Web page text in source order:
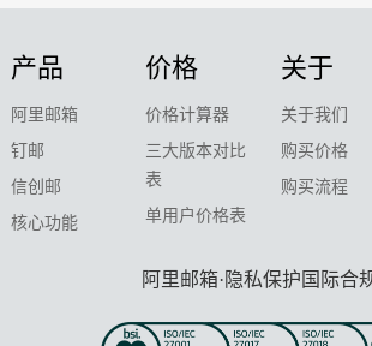
产品
阿里邮箱
钉邮
信创邮
核心功能
价格
价格计算器
三大版本对比
表
单用户价格表
关于
关于我们
购买价格
购买流程
阿里邮箱·隐私保护国际合